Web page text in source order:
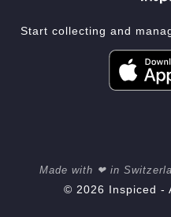
Start collecting and
Made with ❤ in
© 2026 Inspiced -